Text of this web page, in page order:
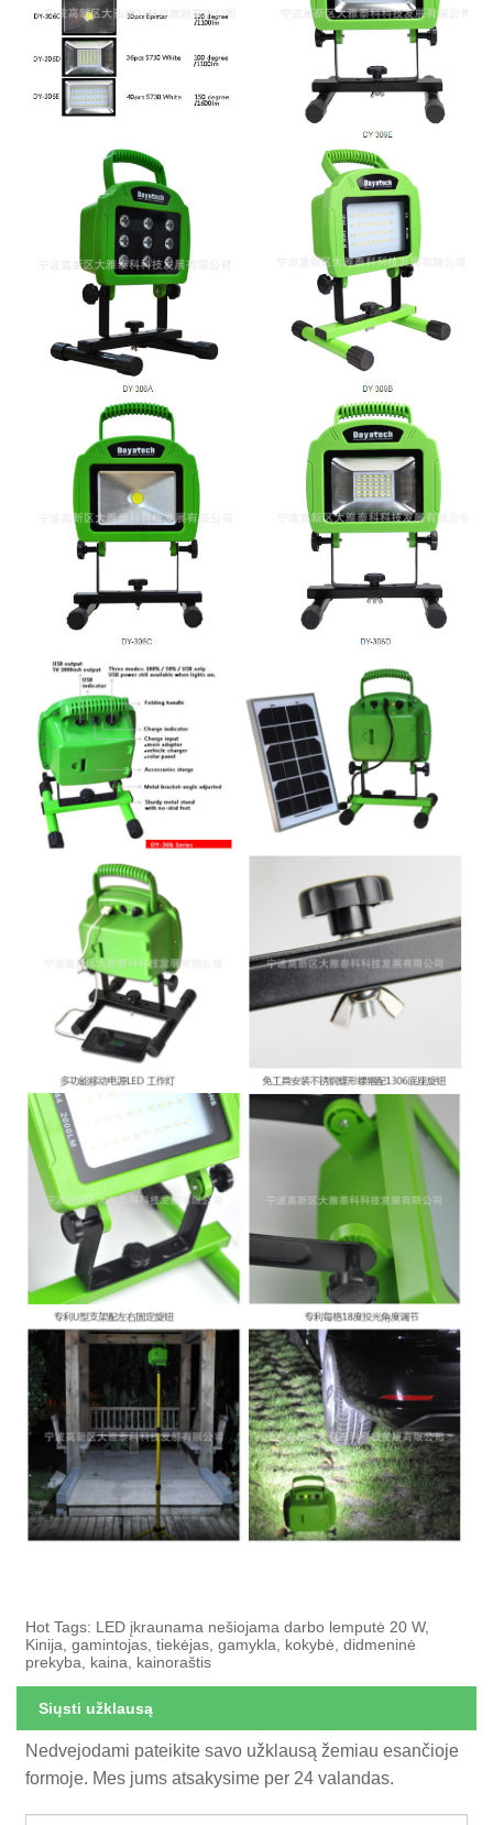
Hot Tags: LED įkraunama nešiojama darbo lemputė 20 W,
Kinija, gamintojas, tiekėjas, gamykla, kokybė, didmeninė
prekyba, kaina, kainoraštis
Siųsti užklausą
Nedvejodami pateikite savo užklausą žemiau esančioje
formoje. Mes jums atsakysime per 24 valandas.